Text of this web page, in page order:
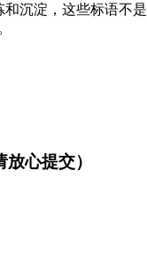
沉淀，这些标语不是
心提交）